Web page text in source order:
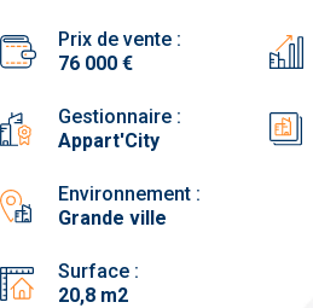
Prix de vente :
76 000 €
Gestionnaire :
Appart'City
Environnement :
Grande ville
Surface :
20,8 m2